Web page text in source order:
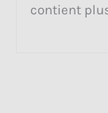
contient